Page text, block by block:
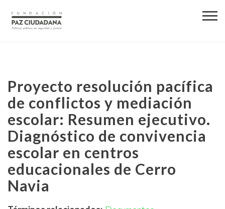
Proyecto resolución pacífica
de conflictos y mediación
escolar: Resumen ejecutivo.
Diagnóstico de convivencia
escolar en centros
educacionales de Cerro
Navia